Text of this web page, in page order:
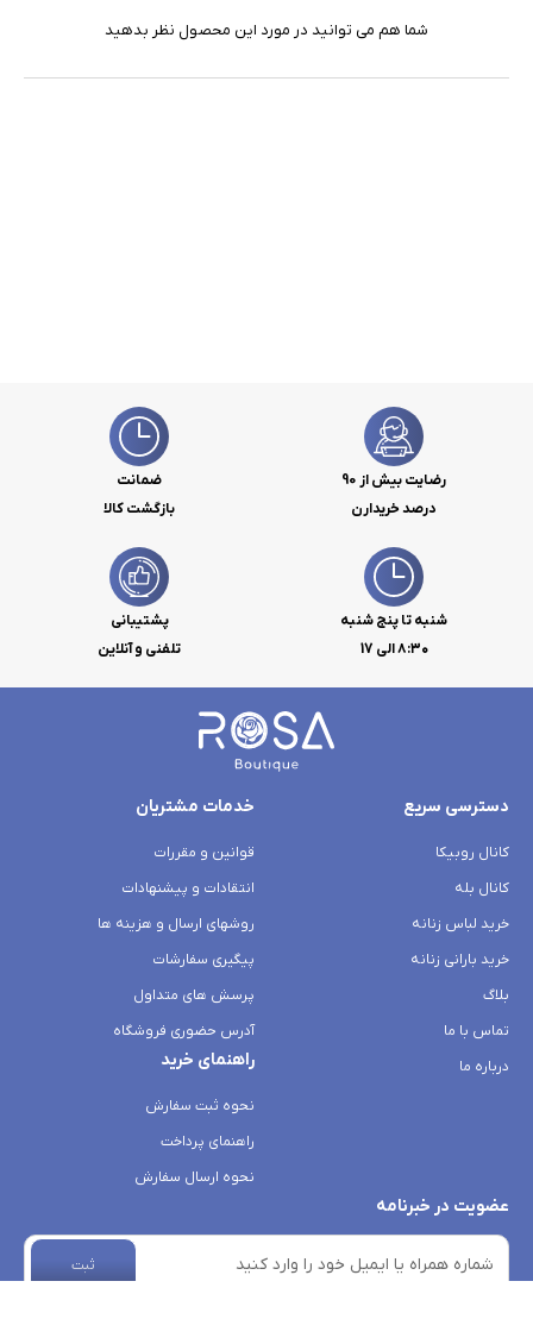
شما هم می توانید در مورد این محصول نظر بدهید
رضایت بیش از 90
درصد خریدارن
ضمانت
بازگشت کالا
شنبه تا پنج شنبه
۸:۳۰ الی 17
پشتیبانی
تلفنی و آنلاین
دسترسی سریع
کانال روبیکا
کانال بله
خرید لباس زنانه
خرید بارانی زنانه
بلاگ
تماس با ما
درباره ما
خدمات مشتریان
قوانین و مقررات
انتقادات و پیشنهادات
روشهای ارسال و هزینه ها
پیگیری سفارشات
پرسش های متداول
آدرس حضوری فروشگاه
راهنمای خرید
نحوه ثبت سفارش
راهنمای پرداخت
نحوه ارسال سفارش
عضویت در خبرنامه
ثبت